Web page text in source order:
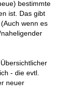
bestimmte
ist. Das gibt
wenn es
- die evtl.
neuer